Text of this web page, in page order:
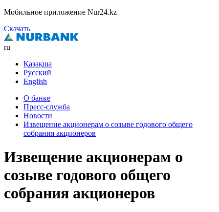
Мобильное приложение Nur24.kz
Скачать
ru
Қазақша
Русский
English
О банке
Пресс-служба
Новости
Извещение акционерам о созыве годового общего
собрания акционеров
Извещение акционерам о
созыве годового общего
собрания акционеров